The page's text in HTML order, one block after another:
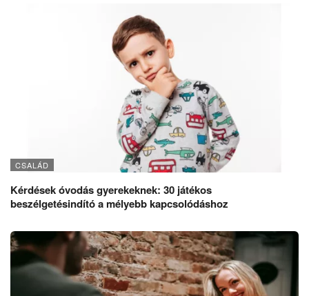
CSALÁD
Kérdések óvodás gyerekeknek: 30 játékos
beszélgetésindító a mélyebb kapcsolódáshoz